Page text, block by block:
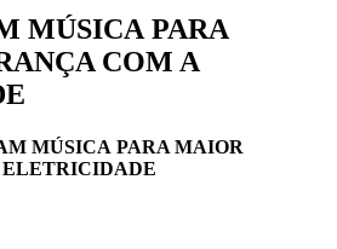
MÚSICA PARA
COM A
MÚSICA PARA MAIOR
ELETRICIDADE